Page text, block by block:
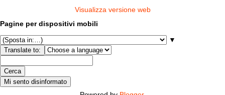
Visualizza versione web
Pagine per dispositivi mobili
▼